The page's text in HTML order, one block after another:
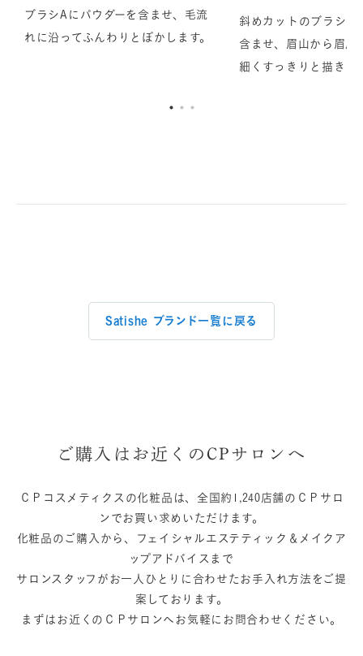
ブラシAにパウダーを含ませ、毛流
れに沿ってふんわりとぼかします。
斜めカットのブラシB
含ませ、眉山から眉尻
細くすっきりと描きま
Satishe ブランド一覧に戻る
ご購入はお近くのCPサロンへ
ＣＰコスメティクスの化粧品は、全国約1,240店舗のＣＰサロ
ンでお買い求めいただけます。
化粧品のご購入から、フェイシャルエステティック＆メイクア
ップアドバイスまで
サロンスタッフがお一人ひとりに合わせたお手入れ方法をご提
案しております。
まずはお近くのＣＰサロンへお気軽にお問合わせください。